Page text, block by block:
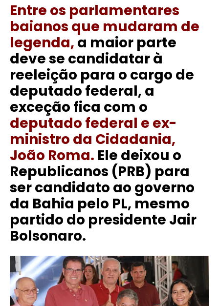
Entre os parlamentares
baianos que mudaram de
legenda, a maior parte
deve se candidatar à
reeleição para o cargo de
deputado federal, a
exceção fica com o
deputado federal e ex-
ministro da Cidadania,
João Roma. Ele deixou o
Republicanos (PRB) para
ser candidato ao governo
da Bahia pelo PL, mesmo
partido do presidente Jair
Bolsonaro.